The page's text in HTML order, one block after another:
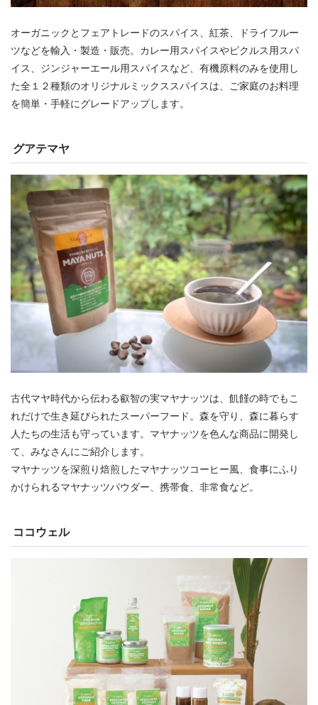
オーガニックとフェアトレードのスパイス、紅茶、ドライフルー
ツなどを輸入・製造・販売。カレー用スパイスやピクルス用スパ
イス、ジンジャーエール用スパイスなど、有機原料のみを使用し
た全１２種類のオリジナルミックススパイスは、ご家庭のお料理
を簡単・手軽にグレードアップします。
グアテマヤ
古代マヤ時代から伝わる叡智の実マヤナッツは、飢饉の時でもこ
れだけで生き延びられたスーパーフード。森を守り、森に暮らす
人たちの生活も守っています。マヤナッツを色んな商品に開発し
て、みなさんにご紹介します。
マヤナッツを深煎り焙煎したマヤナッツコーヒー風、食事にふり
かけられるマヤナッツパウダー、携帯食、非常食など。
ココウェル